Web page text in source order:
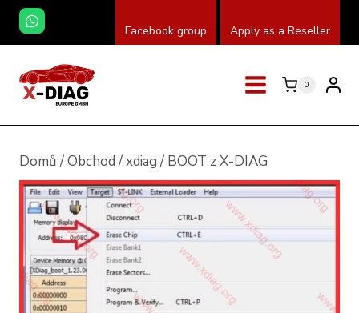
Přeskočit
Facebook group Apply as a Reseller
0
Domů /Obchod /xdiag / BOOT z X-DIAG